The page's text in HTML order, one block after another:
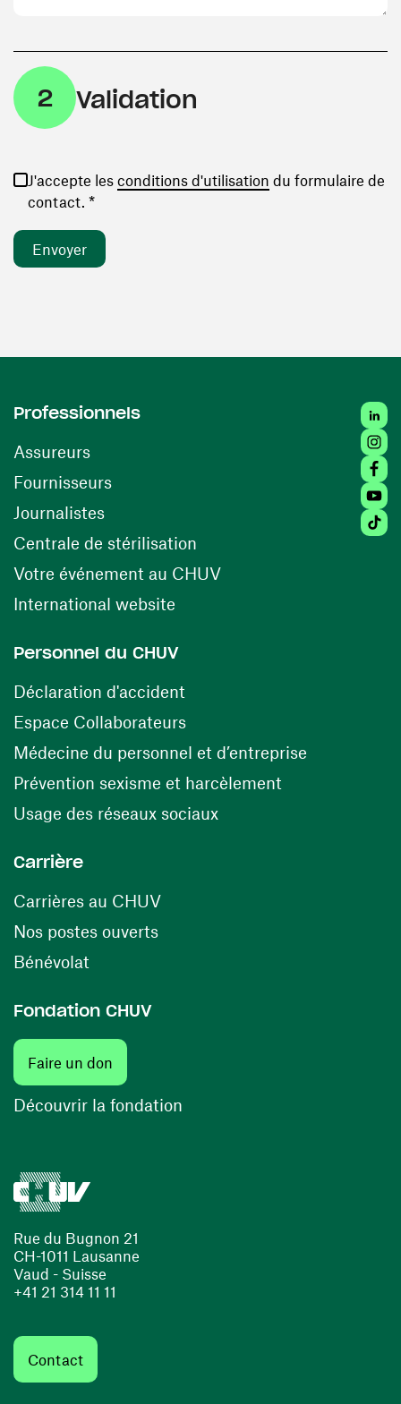
2 Validation
J'accepte les conditions d'utilisation (ouvre une
du formulaire de
contact. *
Rue du Bugnon 21
CH-1011 Lausanne
Vaud - Suisse
+41 21 314 11 11
Contact
Professionnels
Assureurs
Fournisseurs(ouvre une nouvelle fenêtre)
Journalistes
Centrale de stérilisation (ouvre une nouvelle
Votre événement au CHUV(ouvre une nouvelle
International website
Personnel du CHUV
Déclaration d'accident
Espace Collaborateurs(ouvre une nouvelle fenêtre)
Médecine du personnel et d’entreprise
Prévention sexisme et harcèlement
Usage des réseaux sociaux(ouvre une nouvelle
Carrière
Carrières au CHUV(ouvre une nouvelle fenêtre)
Nos postes ouverts(ouvre une nouvelle fenêtre)
Bénévolat
Fondation CHUV
Faire un don
Découvrir la fondation